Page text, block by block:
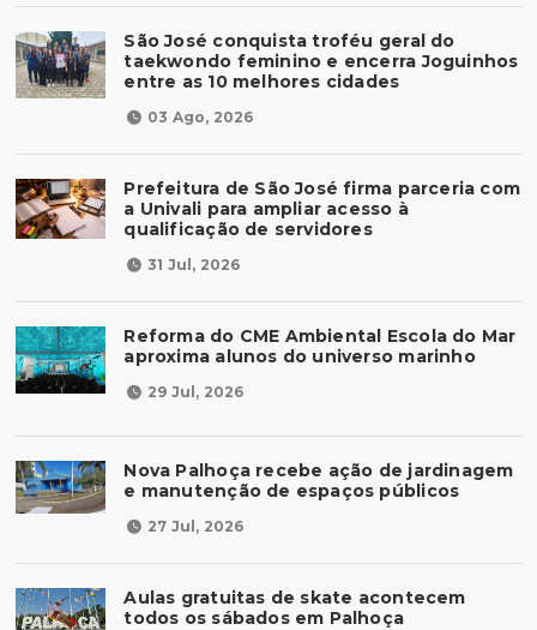
São José conquista troféu geral do
taekwondo feminino e encerra Joguinhos
entre as 10 melhores cidades
03 Ago, 2026
Prefeitura de São José firma parceria com
a Univali para ampliar acesso à
qualificação de servidores
31 Jul, 2026
Reforma do CME Ambiental Escola do Mar
aproxima alunos do universo marinho
29 Jul, 2026
Nova Palhoça recebe ação de jardinagem
e manutenção de espaços públicos
27 Jul, 2026
Aulas gratuitas de skate acontecem
todos os sábados em Palhoça